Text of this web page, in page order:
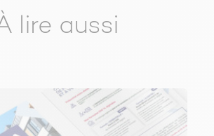
lire aussi